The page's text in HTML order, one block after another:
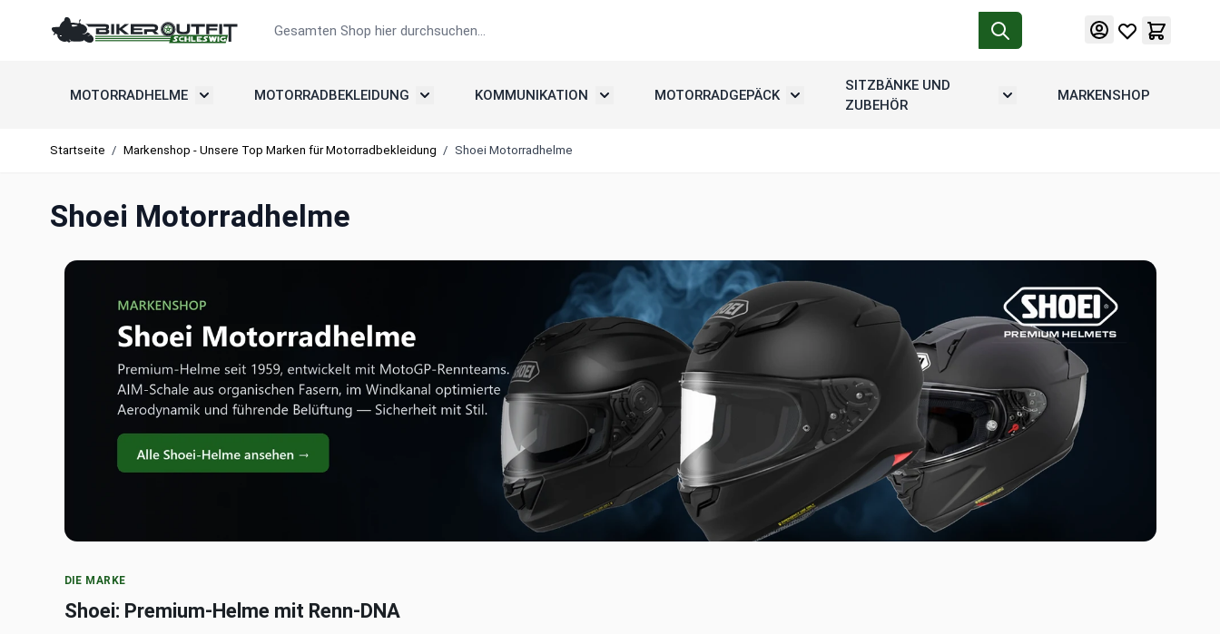
MOTORRADHELME
Untermenü umschalten: Motorradhelme
MOTORRADBEKLEIDUNG
Untermenü umschalten: Motorradbekleidung
KOMMUNIKATION
Untermenü umschalten: Kommunikation
MOTORRADGEPÄCK
Untermenü umschalten: Motorradgepäck
SITZBÄNKE UND
ZUBEHÖR
Untermenü umschalten: Sitzbänke
MARKENSHOP
Startseite / Markenshop - Unsere Top Marken für Motorradbekleidung / Shoei Motorradhelme
Shoei Motorradhelme
Shoei Motorradhelme
DIE MARKE
Shoei: Premium-Helme mit Renn-DNA